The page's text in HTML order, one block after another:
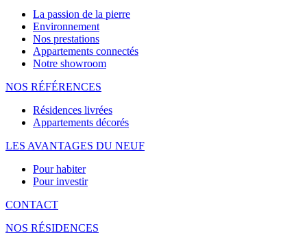
La passion de la pierre
Environnement
Nos prestations
Appartements connectés
Notre showroom
NOS RÉFÉRENCES
Résidences livrées
Appartements décorés
LES AVANTAGES DU NEUF
Pour habiter
Pour investir
CONTACT
NOS RÉSIDENCES